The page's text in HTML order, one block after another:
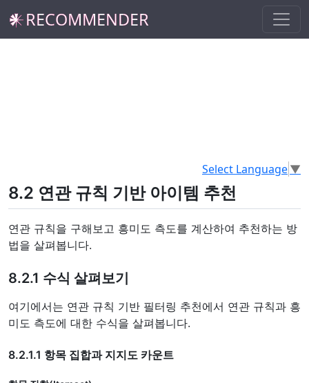
𒀭RECOMMENDER
Select Language▼
8.2 연관 규칙 기반 아이템 추천
연관 규칙을 구해보고 흥미도 측도를 계산하여 추천하는 방
법을 살펴봅니다.
8.2.1 수식 살펴보기
여기에서는 연관 규칙 기반 필터링 추천에서 연관 규칙과 흥
미도 측도에 대한 수식을 살펴봅니다.
8.2.1.1 항목 집합과 지지도 카운트